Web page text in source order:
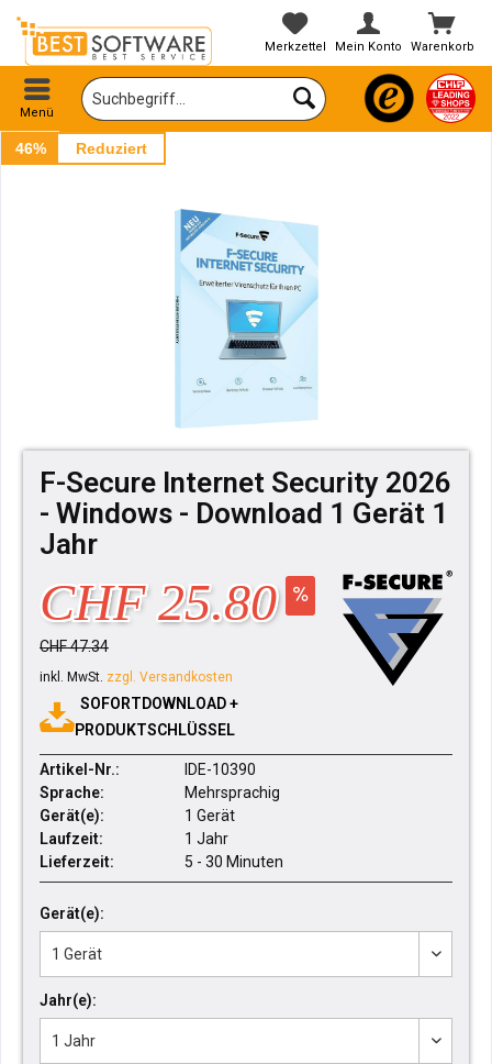
Warenkorb
Merkzettel Mein Konto
Menü
46% Reduziert
F-Secure Internet Security 2026
- Windows - Download 1 Gerät 1
Jahr
CHF 25.80
CHF 47.34
inkl. MwSt. zzgl. Versandkosten
SOFORTDOWNLOAD +
PRODUKTSCHLÜSSEL
Artikel-Nr.:
IDE-10390
Sprache:
Mehrsprachig
Gerät(e):
1 Gerät
Laufzeit:
1 Jahr
Lieferzeit:
5 - 30 Minuten
Gerät(e):
Jahr(e):